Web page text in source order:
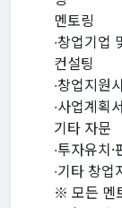
멘토링
∙창업기업
컨설팅
∙창업지원
∙사업계획
기타 자문
∙투자유치
∙기타 창
※ 모든 멘